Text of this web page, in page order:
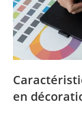
en